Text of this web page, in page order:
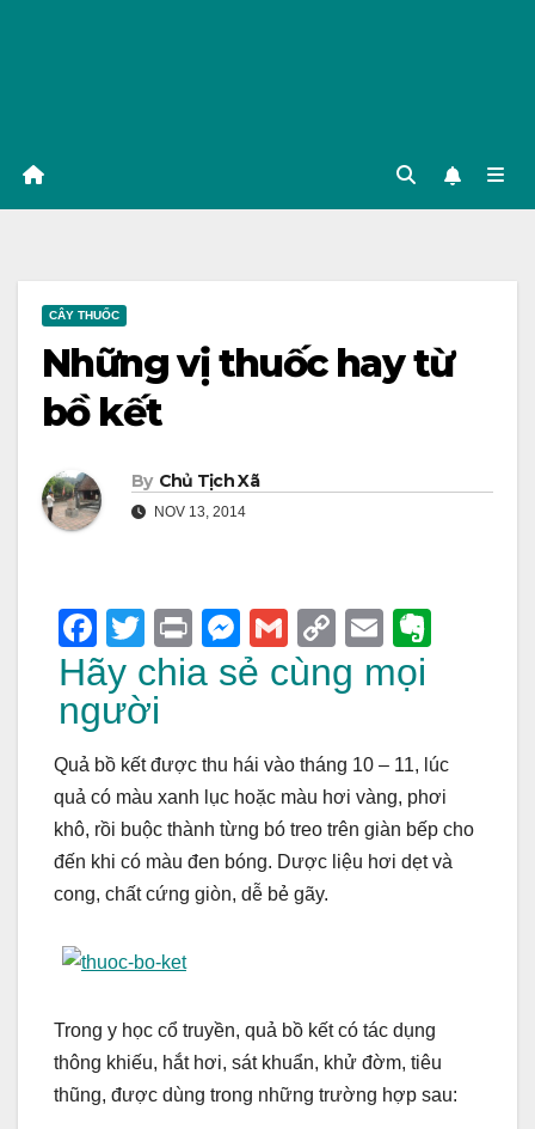
CÂY THUỐC
Những vị thuốc hay từ
bồ kết
By Chủ Tịch Xã
NOV 13, 2014
F
a
c
e
b
o
o
k
T
wi
tt
Pr
in
M
e
n
g
er
G
m
C
o
p
Li
n
k
E
m
ail
ot
e
Hãy chia sẻ cùng mọi
người
Quả bồ kết được thu hái vào tháng 10 – 11, lúc
quả có màu xanh lục hoặc màu hơi vàng, phơi
khô, rồi buộc thành từng bó treo trên giàn bếp cho
đến khi có màu đen bóng. Dược liệu hơi dẹt và
cong, chất cứng giòn, dễ bẻ gãy.
Trong y học cổ truyền, quả bồ kết có tác dụng
thông khiếu, hắt hơi, sát khuẩn, khử đờm, tiêu
thũng, được dùng trong những trường hợp sau: